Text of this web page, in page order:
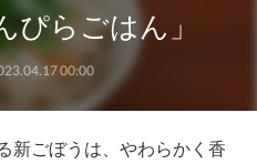
ぴらごはん」
00:00
新ごぼうは、やわらかく香